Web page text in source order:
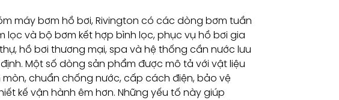
máy bơm hồ bơi, Rivington có các dòng bơm tuần
lọc và bộ bơm kết hợp bình lọc, phục vụ hồ bơi gia
hồ bơi thương mại, spa và hệ thống cần nước lưu
Một số dòng sản phẩm được mô tả với vật liệu
chuẩn chống nước, cấp cách điện, bảo vệ
kế vận hành êm hơn. Những yếu tố này giúp